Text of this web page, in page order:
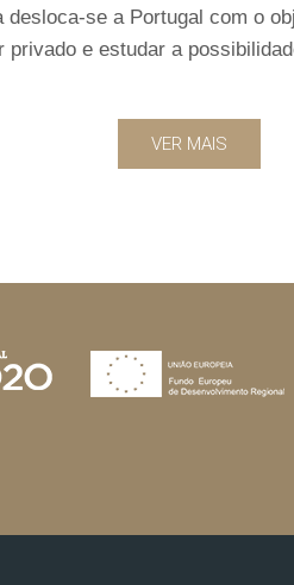
se a Portugal com o
e estudar a
VER MAIS